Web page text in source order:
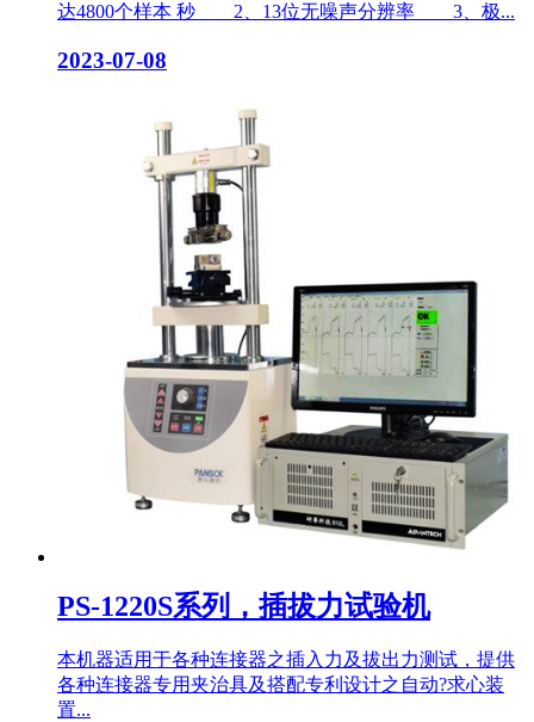
达4800个样本 秒 2、13位无噪声分辨率 3、极...
2023-07-08
PS-1220S系列，插拔力试验机
本机器适用于各种连接器之插入力及拔出力测试，提供
各种连接器专用夹治具及搭配专利设计之自动?求心装
置...